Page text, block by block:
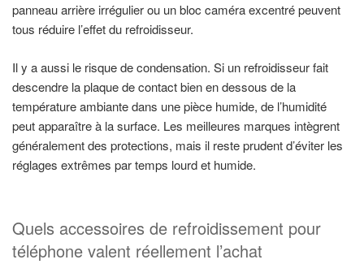
panneau arrière irrégulier ou un bloc caméra excentré peuvent
tous réduire l’effet du refroidisseur.
Il y a aussi le risque de condensation. Si un refroidisseur fait
descendre la plaque de contact bien en dessous de la
température ambiante dans une pièce humide, de l’humidité
peut apparaître à la surface. Les meilleures marques intègrent
généralement des protections, mais il reste prudent d’éviter les
réglages extrêmes par temps lourd et humide.
Quels accessoires de refroidissement pour
téléphone valent réellement l’achat